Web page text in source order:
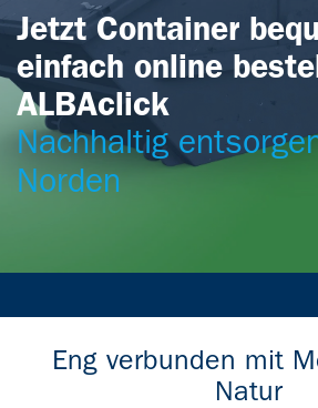
Ihre
Mecklenburg-
Jetzt Container
einfach online
ALBAclick
Nachhaltig
Norden
Eng verbunden mit
Natur